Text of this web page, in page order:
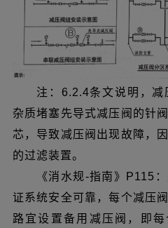
注：6.2.4条文说明，
杂质堵塞先导式减压阀的针
芯，导致减压阀出现故障，
的过滤装置。
《消水规-指南》P115
证系统安全可靠，每个减压
路宜设置备用减压阀，即